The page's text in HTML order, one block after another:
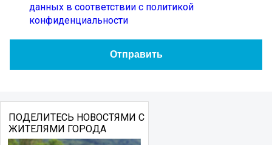
данных в соответствии с политикой
конфиденциальности
ПОДЕЛИТЕСЬ НОВОСТЯМИ С
ЖИТЕЛЯМИ ГОРОДА